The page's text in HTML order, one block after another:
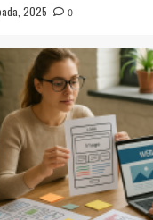
2025 0